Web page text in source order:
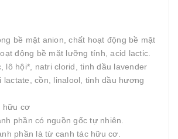
bề mặt anion, chất hoạt động bề mặt
động bề mặt lưỡng tính, acid lactic.
lô hội*, natri clorid, tinh dầu lavender
lactate, cồn, linalool, tinh dầu hương
hữu cơ
phần có nguồn gốc tự nhiên.
phần là từ canh tác hữu cơ.